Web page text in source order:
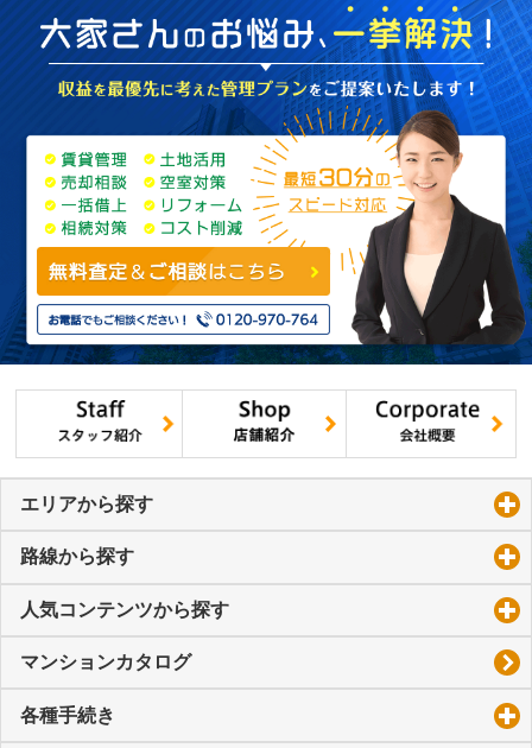
エリアから探す
路線から探す
人気コンテンツから探す
マンションカタログ
各種手続き